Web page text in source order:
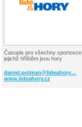
Časopis pro všechny sportovce,
jejichž hřištěm jsou hory
daniel.polman@lideahory…
www.lideahory.cz